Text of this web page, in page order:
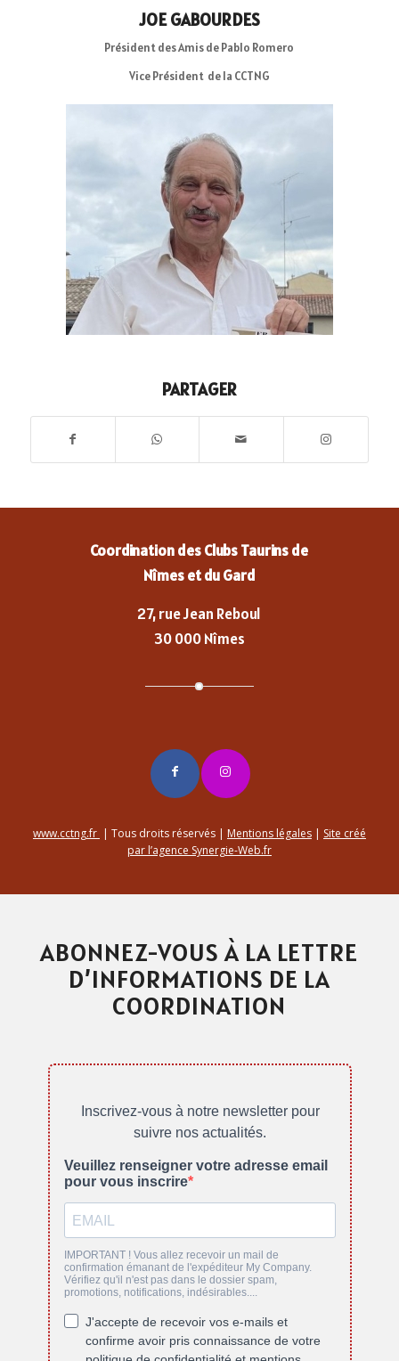
JOE GABOURDES
Président des Amis de Pablo Romero
Vice Président de la CCTNG
PARTAGER
Coordination des Clubs Taurins de
Nîmes et du Gard
27, rue Jean Reboul
30 000 Nîmes
www.cctng.fr | Tous droits réservés | Mentions légales| Site créé
par l’agence Synergie-Web.fr
ABONNEZ-VOUS À LA LETTRE
D’INFORMATIONS DE LA
COORDINATION